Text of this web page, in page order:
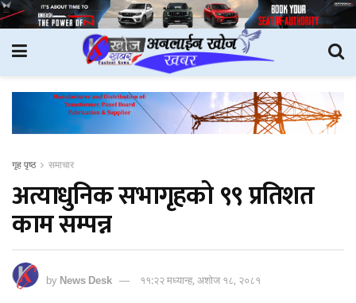
गृह पृष्ठ समाचार
अत्याधुनिक सभागृहको ९९ प्रतिशत
काम सम्पन्न
byNews Desk ११:२२ मध्यान्ह, अशोज १८, २०८१